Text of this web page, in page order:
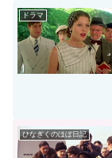
ドラマ
ひなぎくのほぼ日記